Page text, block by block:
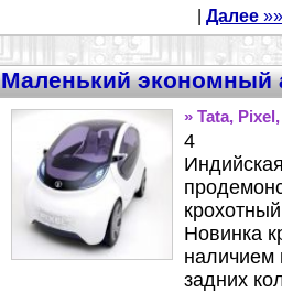
Далее
Маленький экономный
» Tata,
4
Новинка
наличием
задних